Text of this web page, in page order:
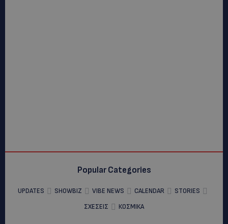
Popular Categories
UPDATES SHOWBIZ VIBE NEWS CALENDAR
STORIES
ΣΧΕΣΕΙΣ
ΚΟΣΜΙΚΑ